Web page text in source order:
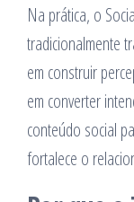
Na prática, o
tradicionalmente
em construir
em converter
conteúdo social
fortalece o